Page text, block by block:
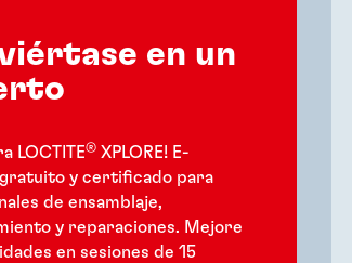
en un
LOCTITE®XPLORE! E-
gratuito y certificado para
de ensamblaje,
y reparaciones. Mejore
en sesiones de 15